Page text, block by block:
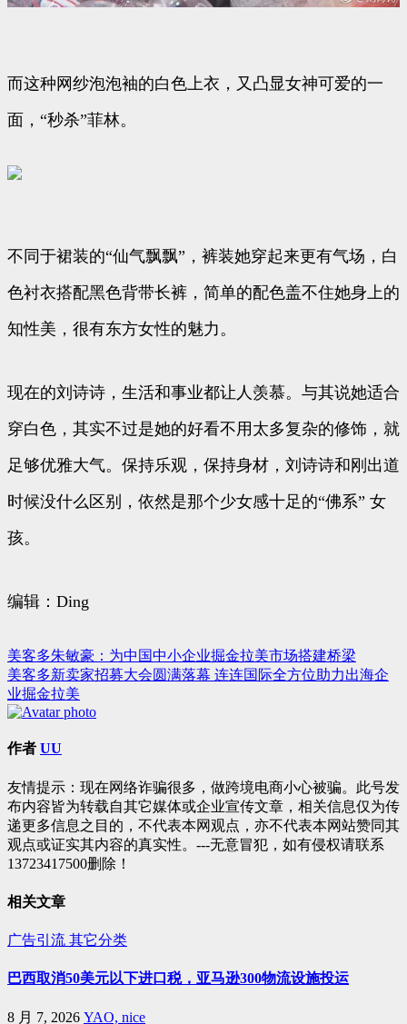
而这种网纱泡泡袖的白色上衣，又凸显女神可爱的一
面，“秒杀”菲林。
不同于裙装的“仙气飘飘”，裤装她穿起来更有气场，白
色衬衣搭配黑色背带长裤，简单的配色盖不住她身上的
知性美，很有东方女性的魅力。
现在的刘诗诗，生活和事业都让人羡慕。与其说她适合
穿白色，其实不过是她的好看不用太多复杂的修饰，就
足够优雅大气。保持乐观，保持身材，刘诗诗和刚出道
时候没什么区别，依然是那个少女感十足的“佛系” 女
孩。
编辑：Ding
文
章
导
航
美客多朱敏豪：为中国中小企业掘金拉美市场搭建桥梁
美客多新卖家招募大会圆满落幕 连连国际全方位助力出海企
业掘金拉美
作者 UU
友情提示：现在网络诈骗很多，做跨境电商小心被骗。此号发
布内容皆为转载自其它媒体或企业宣传文章，相关信息仅为传
递更多信息之目的，不代表本网观点，亦不代表本网站赞同其
观点或证实其内容的真实性。---无意冒犯，如有侵权请联系
13723417500删除！
相关文章
广告引流 其它分类
巴西取消50美元以下进口税，亚马逊300物流设施投运
8 月 7, 2026 YAO, nice